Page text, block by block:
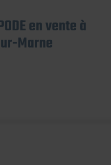
en vente à
Marne